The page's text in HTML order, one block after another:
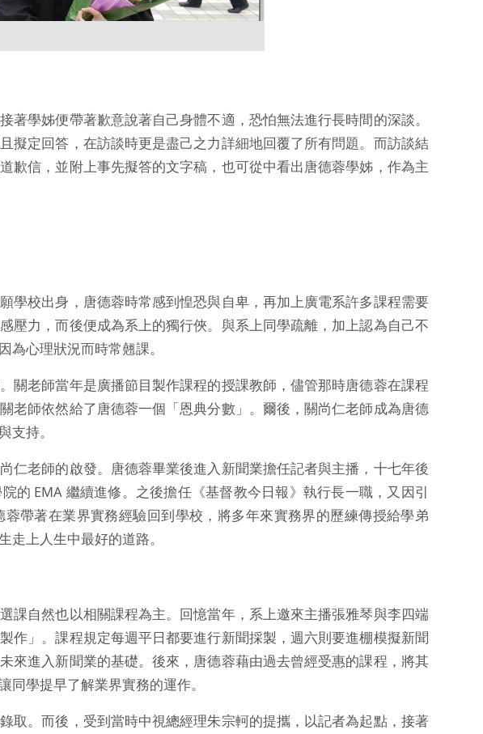
學姊便帶著歉意說著自己身體不適，恐怕無法進行長時間的深談。
擬定回答，在訪談時更是盡己之力詳細地回覆了所有問題。而訪談結
歉信，並附上事先擬答的文字稿，也可從中看出唐德蓉學姊，作為主
學校出身，唐德蓉時常感到惶恐與自卑，再加上廣電系許多課程需要
壓力，而後便成為系上的獨行俠。與系上同學疏離，加上認為自己不
心理狀況而時常翹課。
老師當年是廣播節目製作課程的授課教師，儘管那時唐德蓉在課程
老師依然給了唐德蓉一個「恩典分數」。爾後，關尚仁老師成為唐德
支持。
仁老師的啟發。唐德蓉畢業後進入新聞業擔任記者與主播，十七年後
的 EMA 繼續進修。之後擔任《基督教今日報》執行長一職，又因引
帶著在業界實務經驗回到學校，將多年來實務界的歷練傳授給學弟
上人生中最好的道路。
課自然也以相關課程為主。回憶當年，系上邀來主播張雅琴與李四端
作」。課程規定每週平日都要進行新聞採製，週六則要進棚模擬新聞
來進入新聞業的基礎。後來，唐德蓉藉由過去曾經受惠的課程，將其
學提早了解業界實務的運作。
取。而後，受到當時中視總經理朱宗軻的提攜，以記者為起點，接著